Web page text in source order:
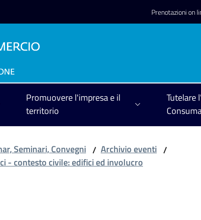
Prenotazioni on
Promuovere l'impresa e il
territorio
Tutelare
Seminari, Convegni / Archivio eventi /
- contesto civile: edifici ed involucro